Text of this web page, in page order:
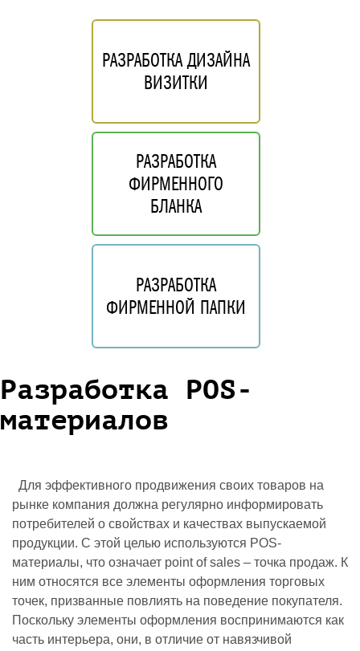
РАЗРАБОТКА ДИЗАЙНА
ВИЗИТКИ
РАЗРАБОТКА
ФИРМЕННОГО
БЛАНКА
РАЗРАБОТКА
ФИРМЕННОЙ ПАПКИ
Разработка POS-
материалов
Для эффективного продвижения своих товаров на
рынке компания должна регулярно информировать
потребителей о свойствах и качествах выпускаемой
продукции. С этой целью используются POS-
материалы, что означает point of sales – точка продаж. К
ним относятся все элементы оформления торговых
точек, призванные повлиять на поведение покупателя.
Поскольку элементы оформления воспринимаются как
часть интерьера, они, в отличие от навязчивой